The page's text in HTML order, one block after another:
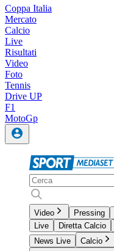
Coppa Italia
Mercato
Calcio
Live
Risultati
Video
Foto
Tennis
Drive UP
F1
MotoGp
Video Pressing
Live
Diretta Calcio
News Live
Calcio